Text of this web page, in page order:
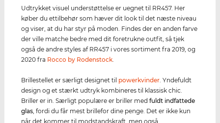
Udtrykket visuel understøttelse er uegnet til RR457. Her
køber du ettilbehør som hæver dit look til det næste niveau
og viser, at du har styr på moden. Findes der en anden farve
der ville matche bedre med dit foretrukne outfit, så tjek
også de andre styles af RR457 i vores sortiment fra 2019, og
2020 fra Rocco by Rodenstock.
Brillestellet er særligt designet til powerkvinder. Yndefuldt
design og et stærkt udtryk kombineres til klassisk chic.
Briller er in. Særligt populære er briller medfuldt indfattede
glas, fordi du får mest brillefor dine penge. Det er ikke kun
når det kommer til modstandskraft, men også